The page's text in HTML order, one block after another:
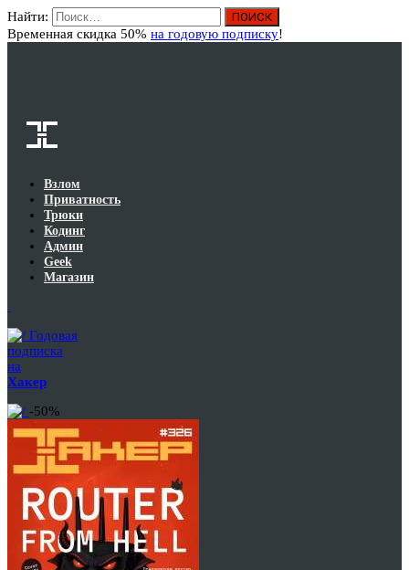
Найти:
Временная скидка 50% на годовую подписку!
Взлом
Приватность
Трюки
Кодинг
Админ
Geek
Магазин
Годовая
подписка
на
Хакер
-50%